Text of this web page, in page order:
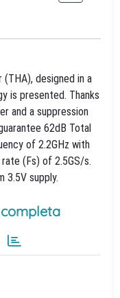
(THA), designed in a
is presented. Thanks
and a suppression
62dB Total
of 2.2GHz with
(Fs) of 2.5GS/s.
3.5V supply.